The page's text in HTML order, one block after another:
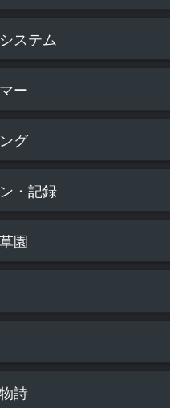
ステム
ー
グ
・記録
園
詩